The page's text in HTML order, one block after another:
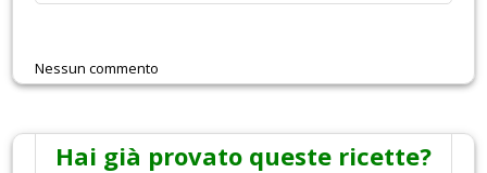
Nessun commento
Hai già provato queste ricette?